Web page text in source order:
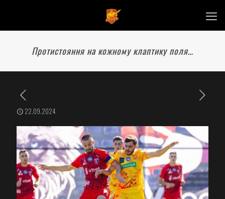
Протистояння на кожному клаптику поля…
22.09.2024